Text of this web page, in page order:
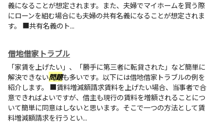
義になることが想定されます。また、夫婦でマイホームを買う際
にローンを組む場合にも夫婦の共有名義になることが想定されま
す。 ■共有名義のト...
借地借家トラブル
「家賃を上げたい」、「勝手に第三者に転貸された」など簡単に
解決できない問題も多いです。以下には借地借家トラブルの例を
紹介します。 ■賃料増減額請求賃料を上げたい場合、当事者で合
意できればよいですが、借主も現行の賃料を増額されることにつ
いて簡単に同意はしないと思います。そこで一つの方法として賃
料増減額請求を行うとい...